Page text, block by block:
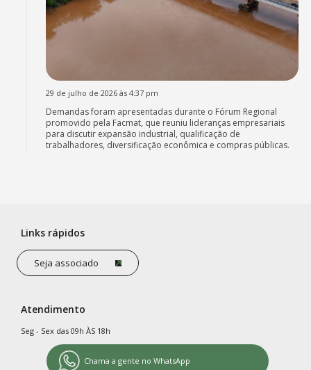
29 de julho de 2026 às 4:37 pm
Demandas foram apresentadas durante o Fórum Regional
promovido pela Facmat, que reuniu lideranças empresariais
para discutir expansão industrial, qualificação de
trabalhadores, diversificação econômica e compras públicas.
Links rápidos
Seja associado
Atendimento
Seg - Sex das 09h ÀS 18h
Chama a gente no WhatsApp